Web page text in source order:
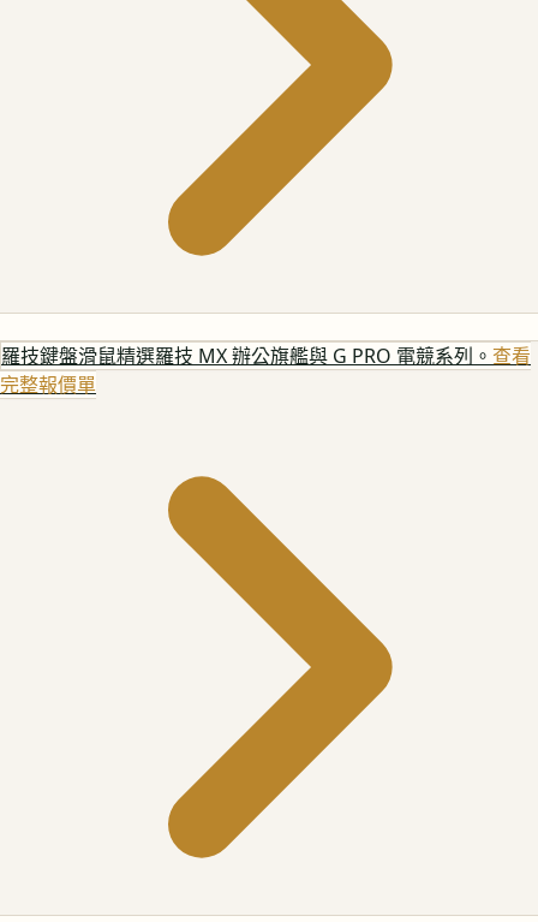
羅技鍵盤滑鼠精選羅技 MX 辦公旗艦與 G PRO 電競系列。 查看
完整報價單